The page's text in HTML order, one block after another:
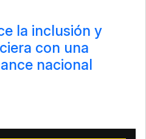
la inclusión y
con una
nacional